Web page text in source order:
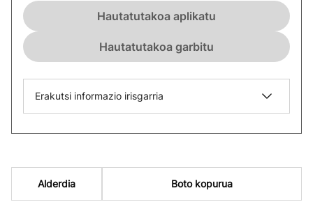
Hautatutakoa aplikatu
Hautatutakoa garbitu
Erakutsi informazio irisgarria
Alderdia Boto kopurua